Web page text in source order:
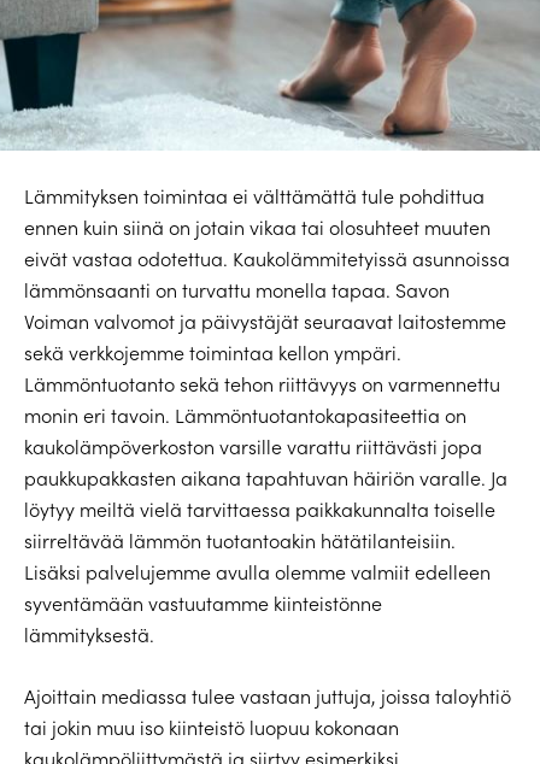
Lämmityksen toimintaa ei välttämättä tule pohdittua
ennen kuin siinä on jotain vikaa tai olosuhteet muuten
eivät vastaa odotettua. Kaukolämmitetyissä asunnoissa
lämmönsaanti on turvattu monella tapaa. Savon
Voiman valvomot ja päivystäjät seuraavat laitostemme
sekä verkkojemme toimintaa kellon ympäri.
Lämmöntuotanto sekä tehon riittävyys on varmennettu
monin eri tavoin. Lämmöntuotantokapasiteettia on
kaukolämpöverkoston varsille varattu riittävästi jopa
paukkupakkasten aikana tapahtuvan häiriön varalle. Ja
löytyy meiltä vielä tarvittaessa paikkakunnalta toiselle
siirreltävää lämmön tuotantoakin hätätilanteisiin.
Lisäksi palvelujemme avulla olemme valmiit edelleen
syventämään vastuutamme kiinteistönne
lämmityksestä.
Ajoittain mediassa tulee vastaan juttuja, joissa taloyhtiö
tai jokin muu iso kiinteistö luopuu kokonaan